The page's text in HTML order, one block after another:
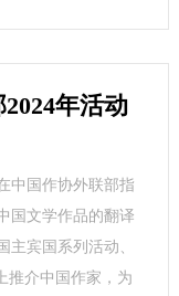
年活动
中国作协外联部指
国文学作品的翻译
主宾国系列活动、
推介中国作家，为